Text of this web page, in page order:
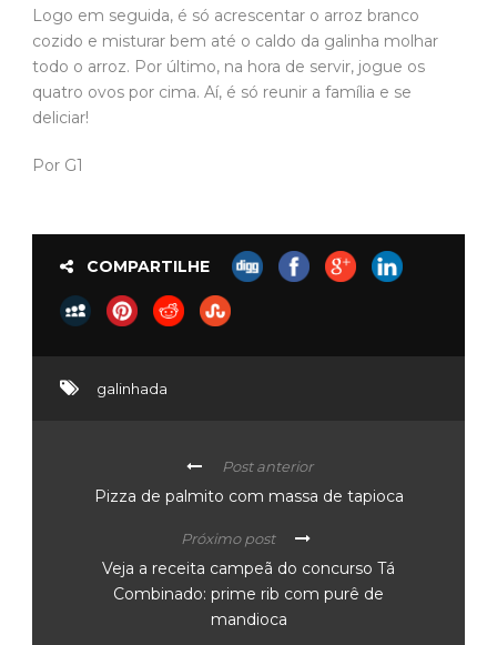
Logo em seguida, é só acrescentar o arroz branco
cozido e misturar bem até o caldo da galinha molhar
todo o arroz. Por último, na hora de servir, jogue os
quatro ovos por cima. Aí, é só reunir a família e se
deliciar!
Por G1
COMPARTILHE
galinhada
Post anterior
Pizza de palmito com massa de tapioca
Próximo post
Veja a receita campeã do concurso Tá
Combinado: prime rib com purê de
mandioca